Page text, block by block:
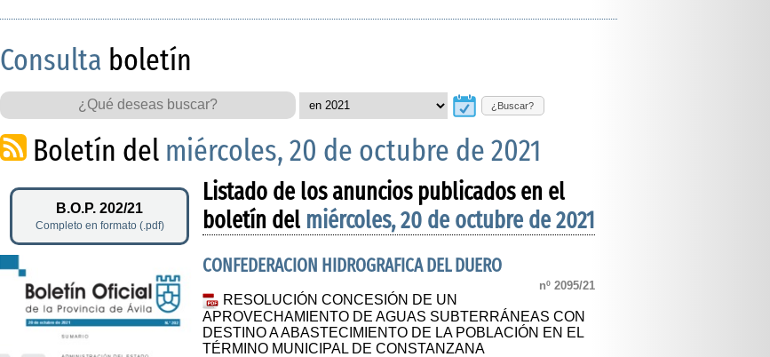
Consulta boletín
¿Buscar?
Boletín del miércoles, 20 de octubre de 2021
B.O.P. 202/21
Completo en formato (.pdf)
Listado de los anuncios publicados en el
boletín del miércoles, 20 de octubre de 2021
CONFEDERACION HIDROGRAFICA DEL DUERO
nº 2095/21
RESOLUCIÓN CONCESIÓN DE UN
APROVECHAMIENTO DE AGUAS SUBTERRÁNEAS CON
DESTINO A ABASTECIMIENTO DE LA POBLACIÓN EN EL
TÉRMINO MUNICIPAL DE CONSTANZANA